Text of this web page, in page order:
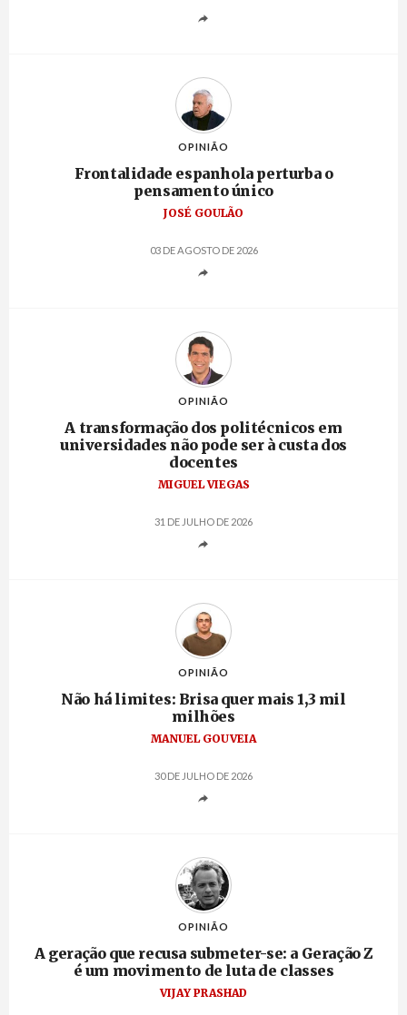
OPINIÃO
Frontalidade espanhola perturba o
pensamento único
JOSÉ GOULÃO
03 DE AGOSTO DE 2026
OPINIÃO
A transformação dos politécnicos em
universidades não pode ser à custa dos
docentes
MIGUEL VIEGAS
31 DE JULHO DE 2026
OPINIÃO
Não há limites: Brisa quer mais 1,3 mil
milhões
MANUEL GOUVEIA
30 DE JULHO DE 2026
OPINIÃO
A geração que recusa submeter-se: a Geração Z
é um movimento de luta de classes
VIJAY PRASHAD